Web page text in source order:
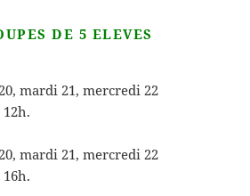
DE 5 ELEVES
mardi 21, mercredi 22
mardi 21, mercredi 22